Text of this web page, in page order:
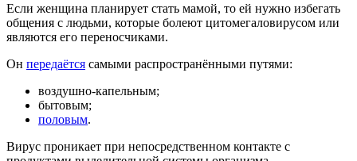
Если женщина планирует стать мамой, то ей нужно избегать
общения с людьми, которые болеют цитомегаловирусом или
являются его переносчиками.
Он передаётся самыми распространёнными путями:
воздушно-капельным;
бытовым;
половым.
Вирус проникает при непосредственном контакте с